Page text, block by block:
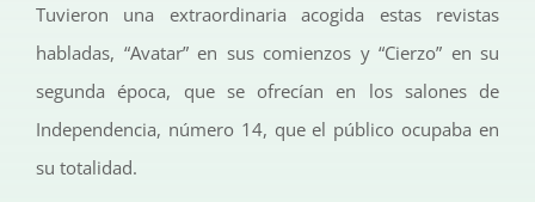
Tuvieron una extraordinaria acogida estas revistas
habladas, “Avatar” en sus comienzos y “Cierzo” en su
segunda época, que se ofrecían en los salones de
Independencia, número 14, que el público ocupaba en
su totalidad.